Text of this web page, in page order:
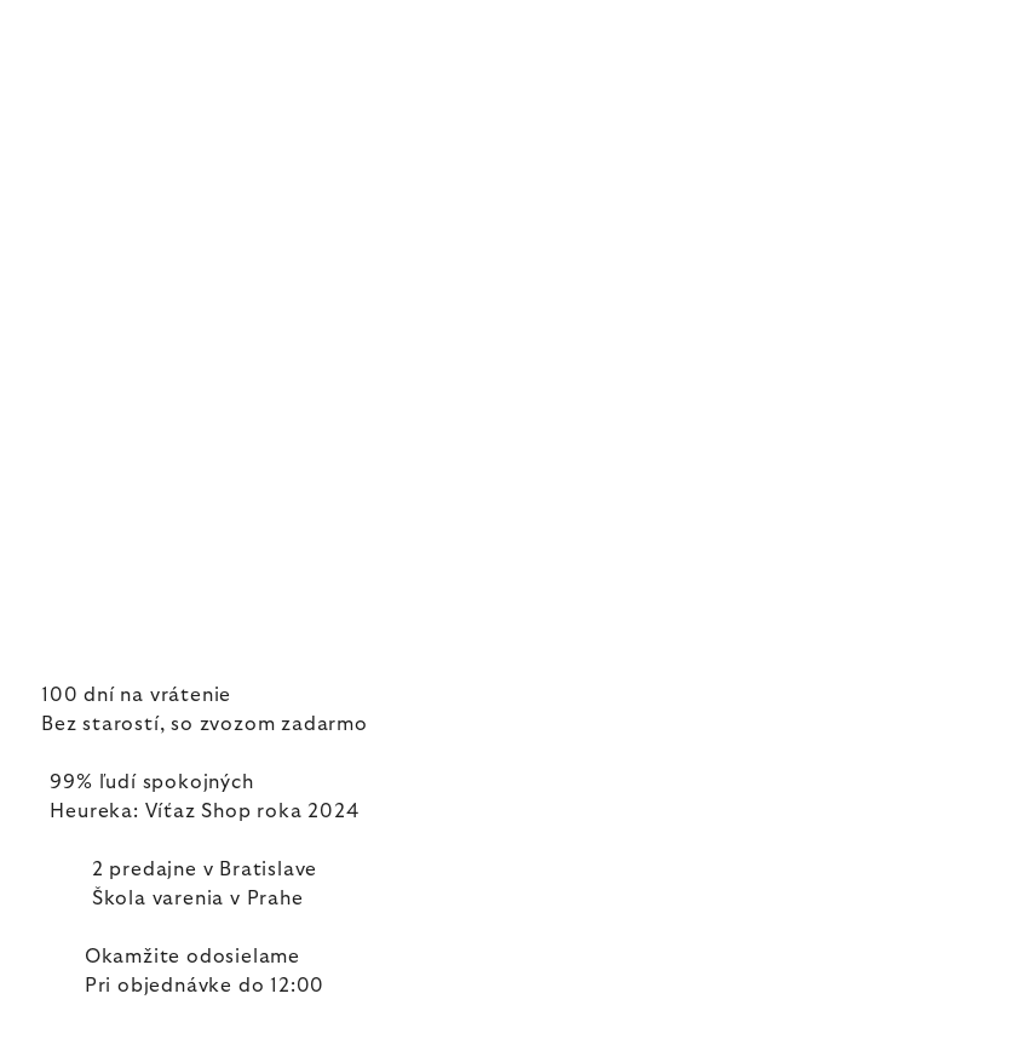
100 dní na vrátenie
Bez starostí, so zvozom zadarmo
99% ľudí spokojných
Heureka: Víťaz Shop roka 2024
2 predajne v Bratislave
Škola varenia v Prahe
Okamžite odosielame
Pri objednávke do 12:00